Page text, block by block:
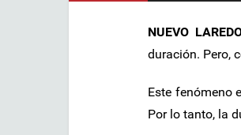
NUEVO
duración. Pero,
Este fenómeno
Por lo tanto, la